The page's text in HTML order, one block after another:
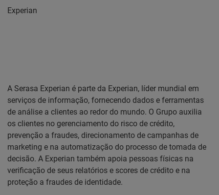
Experian
A Serasa Experian é parte da Experian, líder mundial em
serviços de informação, fornecendo dados e ferramentas
de análise a clientes ao redor do mundo. O Grupo auxilia
os clientes no gerenciamento do risco de crédito,
prevenção a fraudes, direcionamento de campanhas de
marketing e na automatização do processo de tomada de
decisão. A Experian também apoia pessoas físicas na
verificação de seus relatórios e scores de crédito e na
proteção a fraudes de identidade.